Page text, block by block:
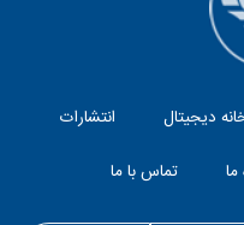
دیجیتال انتشارات
ما تماس با ما